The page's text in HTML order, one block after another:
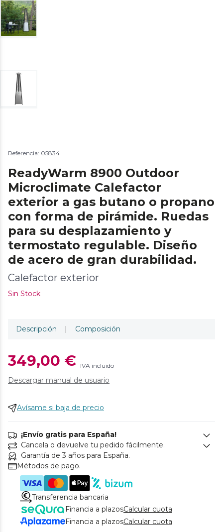
Referencia: 05834
ReadyWarm 8900 Outdoor
Microclimate Calefactor
exterior a gas butano o propano
con forma de pirámide. Ruedas
para su desplazamiento y
termostato regulable. Diseño
de acero de gran durabilidad.
Calefactor exterior
Sin Stock
Descripción | Composición
349,00 € IVA incluido
Descargar manual de usuario
Avísame si baja de precio
¡Envío gratis para España!
Cancela o devuelve tu pedido fácilmente.
Garantía de 3 años para España.
Métodos de pago.
Transferencia bancaria
Financia a plazosCalcular cuota
Financia a plazosCalcular cuota